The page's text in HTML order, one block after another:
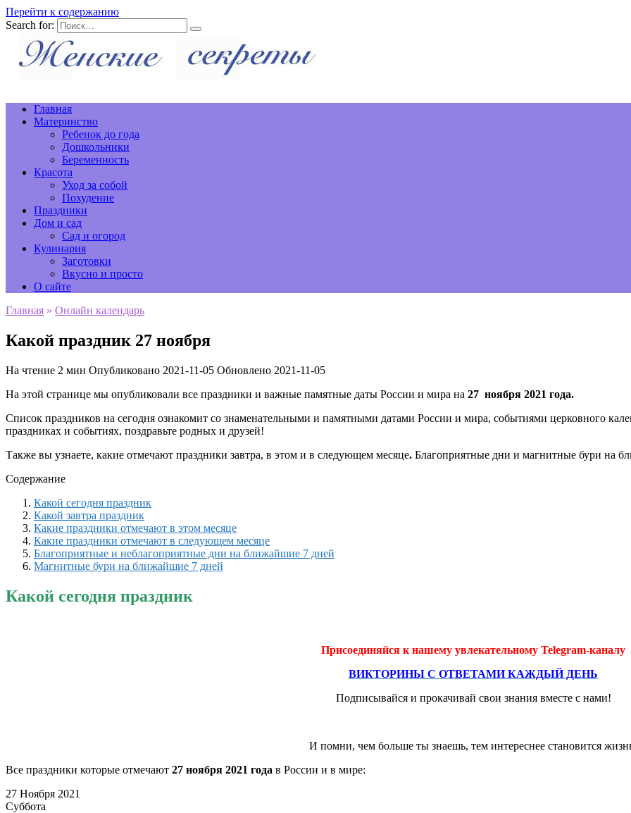
Перейти к содержанию
Search for:
Главная
Материнство
Ребенок до года
Дошкольники
Беременность
Красота
Уход за собой
Похудение
Праздники
Дом и сад
Сад и огород
Кулинария
Заготовки
Вкусно и просто
О сайте
Главная » Онлайн календарь
Какой праздник 27 ноября
На чтение 2 мин Опубликовано 2021-11-05 Обновлено 2021-11-05
На этой странице мы опубликовали все праздники и важные памятные даты России и мира на 27 ноября 2021 года.
Список праздников на сегодня ознакомит со знаменательными и памятными датами России и мира, событиями церковного
праздниках и событиях, поздравьте родных и друзей!
Также вы узнаете, какие отмечают праздники завтра, в этом и в следующем месяце. Благоприятные дни и магнитные бури на
Содержание
Какой сегодня праздник
Какой завтра праздник
Какие праздники отмечают в этом месяце
Какие праздники отмечают в следующем месяце
Благоприятные и неблагоприятные дни на ближайшие 7 дней
Магнитные бури на ближайшие 7 дней
Какой сегодня праздник
Присоединяйся к нашему увлекательному Telegram-каналу
ВИКТОРИНЫ С ОТВЕТАМИ КАЖДЫЙ ДЕНЬ
Подписывайся и прокачивай свои знания вместе с нами!
И помни, чем больше ты знаешь, тем интереснее становится
Все праздники которые отмечают 27 ноября 2021 года в России и в мире:
27 Ноября 2021
Суббота